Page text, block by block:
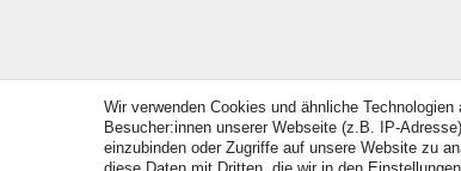
© Copyright 2026 | Alle Rechte
Wir verwenden Cookies und ähnliche
Besucher:innen unserer Webseite (z.B. IP-
einzubinden oder Zugriffe auf unsere Website zu